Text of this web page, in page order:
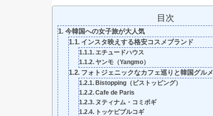
目次
今韓国への女子旅が大人気
インスタ映えする格安コスメブランド
エチュードハウス
ヤンモ（Yangmo）
フォトジェニックなカフェ巡りと韓国グルメ
Bistopping（ビストッピング）
Cafe de Paris
ヌティナム・コミボギ
トッケビプルコギ